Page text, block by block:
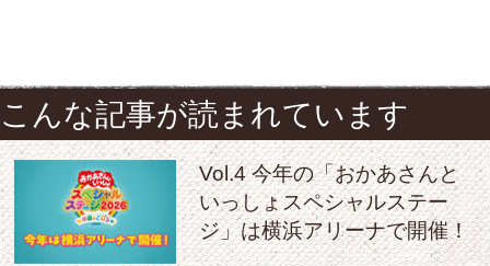
こんな記事が読まれています
Vol.4 今年の「おかあさんと
いっしょスペシャルステー
ジ」は横浜アリーナで開催！